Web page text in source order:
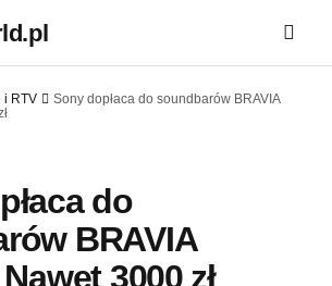
i RTV
Sony dopłaca do soundbarów BRAVIA
do
BRAVIA
3000 zł